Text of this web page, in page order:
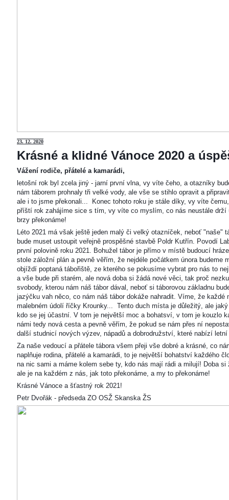
23. 12. 2020
Krásné a klidné Vánoce 2020 a
Vážení rodiče, přátelé a kamarádi,
letošní rok byl zcela jiný - jarní první vlna, vy víte čeho, a otazníky
nám táborem prohnaly tři velké vody, ale vše se stihlo opravit a
ale i to jsme překonali... Konec tohoto roku je stále díky, vy víte
příští rok zahájíme sice s tím, vy víte co myslím, co nás neustále
brzy překonáme!
Léto 2021 má však ještě jeden malý či velký otazníček, neboť "naše"
bude muset ustoupit veřejně prospěšné stavbě Poldr Kutřín. Povodí
první polovině roku 2021. Bohužel tábor je přímo v místě budoucí
stole záložní plán a pevně věřím, že nejdéle počátkem února
objíždí poptaná tábořiště, ze kterého se pokusíme vybrat pro nás to
a vše bude při starém, ale nová doba si žádá nové věci, tak proč
svobody, kterou nám náš tábor dával, neboť si táborovou základnu
jazýčku vah něco, co nám náš tábor dokáže nahradit. Víme, že
malebném údolí říčky Krounky... Tento duch místa je důležitý, ale
kdo se jej účastní. V tom je největší moc a bohatsví, v tom je kouzlo
námi tedy nová cesta a pevně věřím, že pokud se nám přes ní
další studnicí nových výzev, nápadů a dobrodružství, které nabízí letní
Za naše vedoucí a přátele tábora všem přeji vše dobré a krásné, co
naplňuje rodina, přátelé a kamarádi, to je největší bohatství každého
na nic sami a máme kolem sebe ty, kdo nás mají rádi a milují! Doba
ale je na každém z nás, jak toto překonáme, a my to překonáme!
Krásné Vánoce a šťastný rok 2021!
Petr Dvořák - předseda ZO OSŽ Skanska ŽS